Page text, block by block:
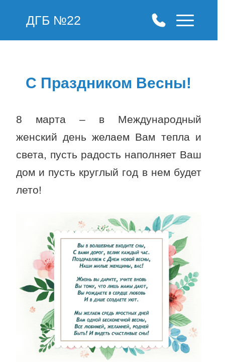
ДГБ №22
С Праздником Весны!
8 марта – в Международный
женский день желаем Вам тепла и
света, пусть радость наполняет Ваш
дом и пусть круглый год в нем будет
лето!